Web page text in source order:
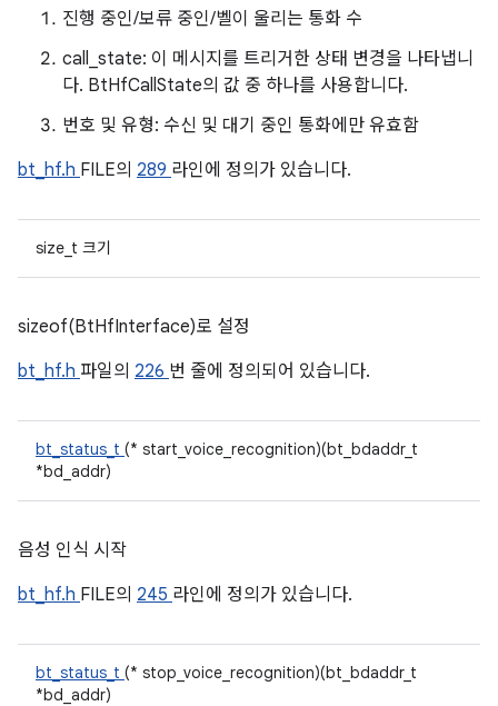
진행 중인/보류 중인/벨이 울리는 통화 수
call_state: 이 메시지를 트리거한 상태 변경을 나타냅니
다. BtHfCallState의 값 중 하나를 사용합니다.
번호 및 유형: 수신 및 대기 중인 통화에만 유효함
bt_hf.h FILE의 289 라인에 정의가 있습니다.
size_t 크기
sizeof(BtHfInterface)로 설정
bt_hf.h 파일의 226 번 줄에 정의되어 있습니다.
bt_status_t (* start_voice_recognition)(bt_bdaddr_t
*bd_addr)
음성 인식 시작
bt_hf.h FILE의 245 라인에 정의가 있습니다.
bt_status_t (* stop_voice_recognition)(bt_bdaddr_t
*bd_addr)